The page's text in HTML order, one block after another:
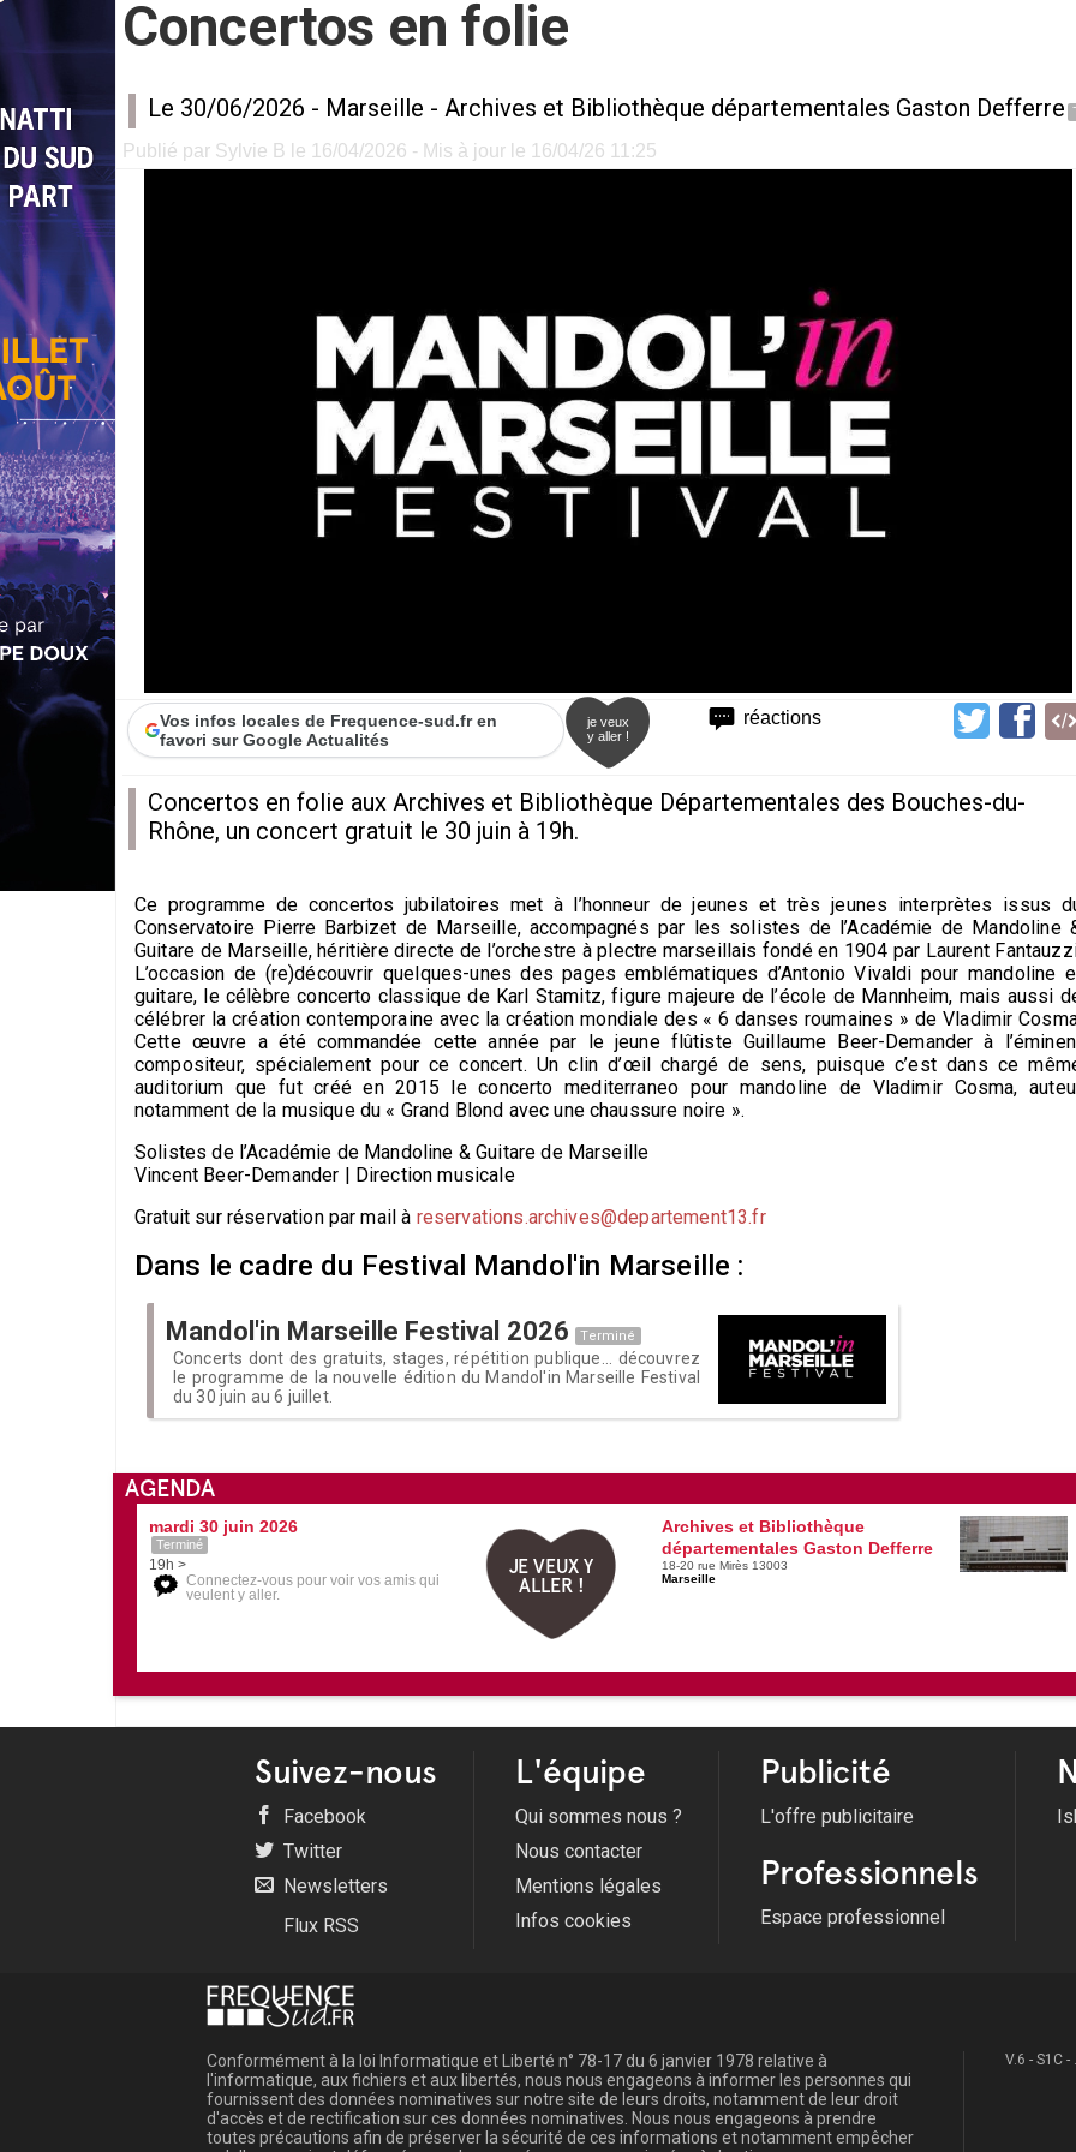
Concertos en folie
Le 30/06/2026 - Marseille - Archives et Bibliothèque départementales Gaston Defferre
Publié par Sylvie B le 16/04/2026 - Mis à jour le 16/04/26 11:25
réactions
Vos infos locales de Frequence-sud.fr en
favori sur Google Actualités
je veux
y aller !
Concertos en folie aux Archives et Bibliothèque Départementales des Bouches-du-
Rhône, un concert gratuit le 30 juin à 19h.
Ce programme de concertos jubilatoires met à l’honneur de jeunes et très jeunes interprètes issus
Conservatoire Pierre Barbizet de Marseille, accompagnés par les solistes de l’Académie de Mandoline
Guitare de Marseille, héritière directe de l’orchestre à plectre marseillais fondé en 1904 par Laurent
L’occasion de (re)découvrir quelques-unes des pages emblématiques d’Antonio Vivaldi pour mandoline
guitare, le célèbre concerto classique de Karl Stamitz, figure majeure de l’école de Mannheim, mais aussi
célébrer la création contemporaine avec la création mondiale des « 6 danses roumaines » de Vladimir
Cette œuvre a été commandée cette année par le jeune flûtiste Guillaume Beer-Demander à
compositeur, spécialement pour ce concert. Un clin d’œil chargé de sens, puisque c’est dans ce
auditorium que fut créé en 2015 le concerto mediterraneo pour mandoline de Vladimir Cosma,
notamment de la musique du « Grand Blond avec une chaussure noire ».
Solistes de l’Académie de Mandoline & Guitare de Marseille
Vincent Beer-Demander | Direction musicale
Gratuit sur réservation par mail à reservations.archives@departement13.fr
Dans le cadre du Festival Mandol'in Marseille :
Mandol'in Marseille Festival 2026 Terminé
Concerts dont des gratuits, stages, répétition publique... découvrez
le programme de la nouvelle édition du Mandol'in Marseille Festival
du 30 juin au 6 juillet.
AGENDA
mardi 30 juin 2026
Terminé
19h >
Connectez-vous pour voir vos amis qui
veulent y aller.
JE VEUX Y
ALLER !
Archives et Bibliothèque
départementales Gaston Defferre
18-20 rue Mirès 13003
Marseille
Suivez-nous
Facebook
Twitter
Newsletters
Flux RSS
L'équipe
Qui sommes nous ?
Nous contacter
Mentions légales
Infos cookies
Publicité
L'offre publicitaire
Professionnels
Espace professionnel
Conformément à la loi Informatique et Liberté n° 78-17 du 6 janvier 1978 relative à
l'informatique, aux fichiers et aux libertés, nous nous engageons à informer les personnes qui
fournissent des données nominatives sur notre site de leurs droits, notamment de leur droit
d'accès et de rectification sur ces données nominatives. Nous nous engageons à prendre
toutes précautions afin de préserver la sécurité de ces informations et notamment empêcher
V.6 - S1C